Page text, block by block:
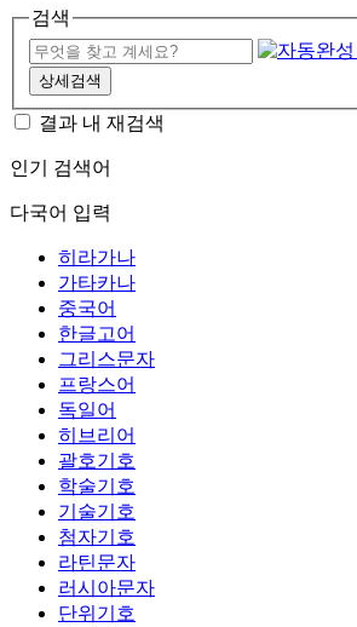
검색
상세검색
결과 내 재검색
인기 검색어
다국어 입력
히라가나
가타카나
중국어
한글고어
그리스문자
프랑스어
독일어
히브리어
괄호기호
학술기호
기술기호
첨자기호
라틴문자
러시아문자
단위기호